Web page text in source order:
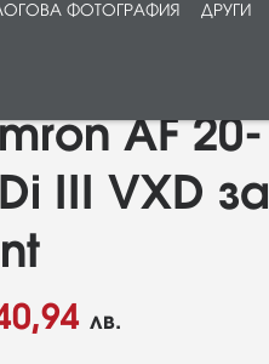
ФОТОГРАФИЯ ДРУГИ
AF 20-
III VXD за
лв.